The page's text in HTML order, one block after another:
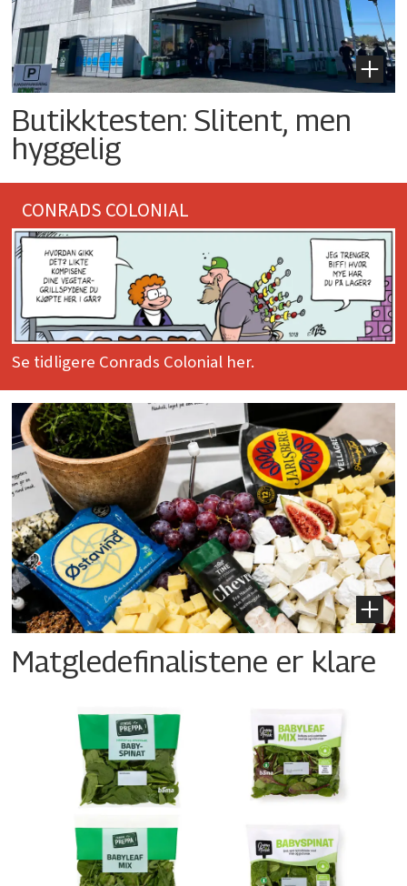
Butikktesten: Slitent, men
hyggelig
CONRADS COLONIAL
Se tidligere Conrads Colonial her.
Matgledefinalistene er klare